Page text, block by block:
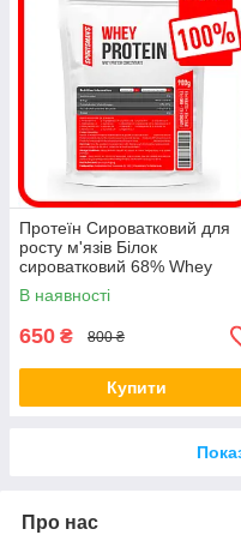
Протеїн Сироватковий для
росту м'язів Білок
сироватковий 68% Whey
Protein 900гр
В наявності
650 ₴ 800 ₴
Купити
Про нас